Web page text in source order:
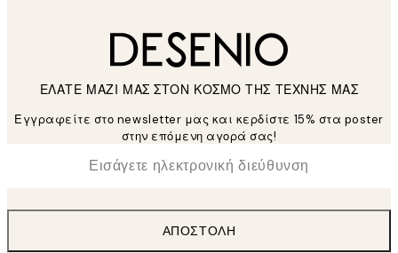
ΕΛΑΤΕ ΜΑΖΙ ΜΑΣ ΣΤΟΝ ΚΟΣΜΟ ΤΗΣ ΤΕΧΝΗΣ ΜΑΣ
Εγγραφείτε στο newsletter μας και κερδίστε 15% στα poster
στην επόμενη αγορά σας!
Ηλεκτρονική Διεύθυνση
ΑΠΟΣΤΟΛΉ